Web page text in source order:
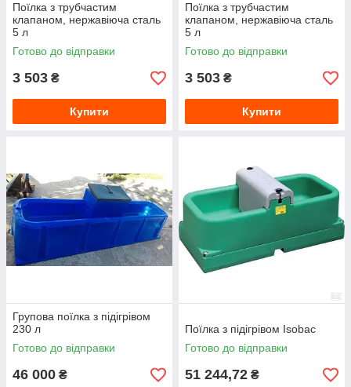
Поїлка з трубчастим
клапаном, нержавіюча сталь
5 л
Готово до відправки
3 503 ₴
Купити
Поїлка з трубчастим
клапаном, нержавіюча сталь
5 л
Готово до відправки
3 503 ₴
Купити
Групова поїлка з підігрівом
230 л
Готово до відправки
46 000 ₴
Поїлка з підігрівом Isobac
Готово до відправки
51 244,72 ₴